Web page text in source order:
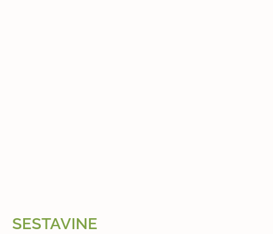
SESTAVINE